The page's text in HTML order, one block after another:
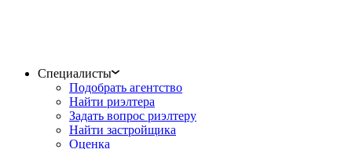
Специалисты
Подобрать агентство
Найти риэлтера
Задать вопрос риэлтеру
Найти застройщика
Оценка